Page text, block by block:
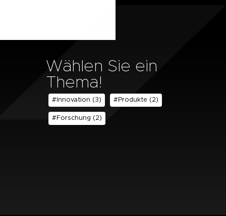
Wählen Sie ein
Thema!
#Innovation (3) #Produkte (2)
#Forschung (2)